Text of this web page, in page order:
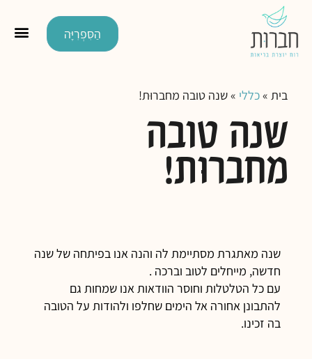
הַסִּפְרִיָּה
בית »כללי »שנה טובה מחברוּת!
שנה טובה
מחברוּת!
שנה מאתגרת מסתיימת לה והנה אנו בפיתחה של שנה
חדשה, מייחלים לטוב וברכה .
עם כל הטלטלות וחוסר הוודאות אנו שמחות גם
להתבונן אחורה אל הימים שחלפו ולהודות על הטובה
בה זכינו.